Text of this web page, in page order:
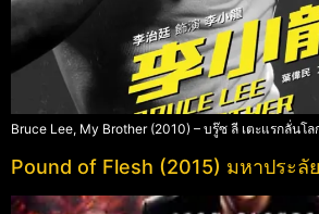
Bruce Lee, My Brother (2010) – บรู๊ซ ลี เตะแรกลั่นโ
Pound of Flesh (2015) มหาประลั